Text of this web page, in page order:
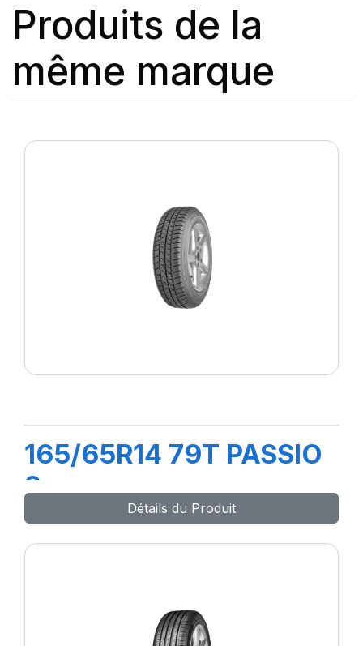
Produits de la
même marque
165/65R14 79T PASSIO
2
Détails du Produit